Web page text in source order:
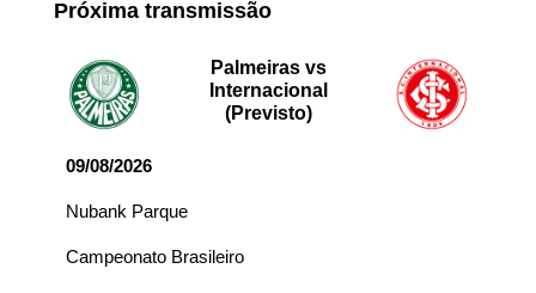
Próxima transmissão
Palmeiras vs
Internacional
(Previsto)
09/08/2026
Nubank Parque
Campeonato Brasileiro